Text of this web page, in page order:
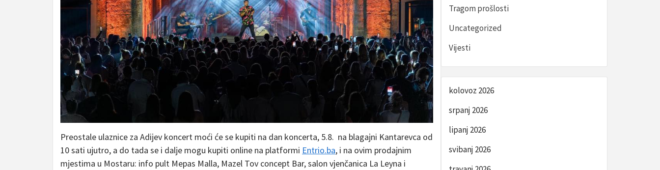
Preostale ulaznice za Adijev koncert moći će se kupiti na dan koncerta, 5.8. na blagajni Kantarevca od
10 sati ujutro, a do tada se i dalje mogu kupiti online na platformi Entrio.ba, i na ovim prodajnim
mjestima u Mostaru: info pult Mepas Malla, Mazel Tov concept Bar, salon vjenčanica La Leyna i
Tragom prošlosti
Uncategorized
Vijesti
kolovoz 2026
srpanj 2026
lipanj 2026
svibanj 2026